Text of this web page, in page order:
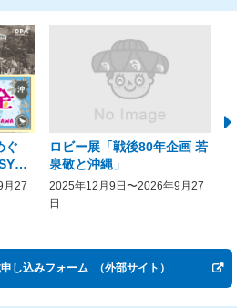
ぐ
月27
ロビー展「戦後80年企画 若
泉敬と沖縄」
2025年12月9日〜2026年9月27
日
し込みフォーム （外部サイト）